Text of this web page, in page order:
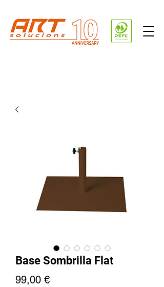
Base Sombrilla Flat
99,00 €Precio